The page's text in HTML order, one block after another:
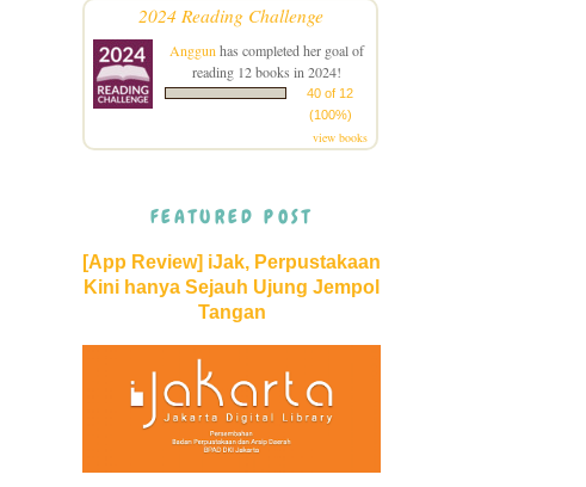
2024 Reading Challenge
Anggun has completed her goal of
reading 12 books in 2024!
40 of 12
(100%)
view books
FEATURED POST
[App Review] iJak, Perpustakaan
Kini hanya Sejauh Ujung Jempol
Tangan